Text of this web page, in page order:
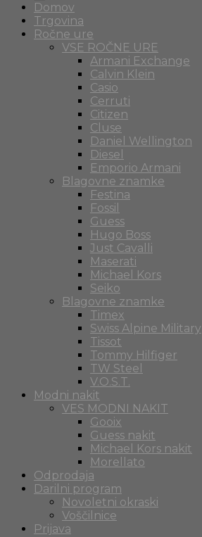
Domov
Trgovina
Ročne ure
VSE ROČNE URE
Armani Exchange
Calvin Klein
Casio
Cerruti
Citizen
Cluse
Daniel Wellington
Diesel
Emporio Armani
Blagovne znamke
Festina
Fossil
Guess
Hugo Boss
Just Cavalli
Maserati
Michael Kors
Seiko
Blagovne znamke
Timex
Swiss Alpine Military
Tissot
Tommy Hilfiger
TW Steel
V.O.S.T.
Modni nakit
VES MODNI NAKIT
Gooix
Guess nakit
Michael Kors nakit
Morellato
Odprodaja
Darilni program
Novoletni okraski
Voščilnice
Prijava